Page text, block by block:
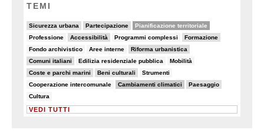
TEMI
Sicurezza urbana
10/82 Partecipazione
22/82 Pianificazione territoriale
44/82
Professione
5/82 Accessibilità
23/82 Programmi complessi
5/82 Formazione
9/82
Fondo archivistico
7/82 Aree interne
8/82 Riforma urbanistica
20/82
Comuni italiani
18/82 Edilizia residenziale pubblica
7/82 Mobilità
5/82
Coste e parchi marini
19/82 Beni culturali
11/82 Strumenti
6/82
Cooperazione intercomunale
7/82 Cambiamenti climatici
25/82 Paesaggio
13/82
Cultura
7/82
VEDI TUTTI